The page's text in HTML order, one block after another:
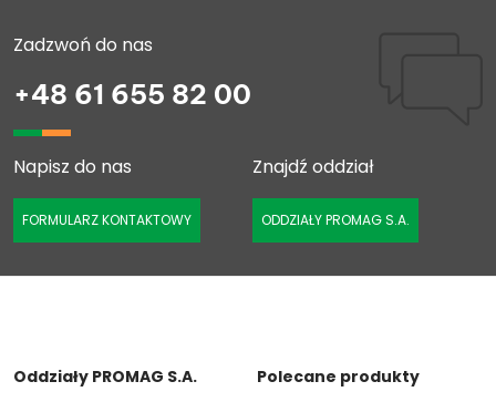
Zadzwoń do nas
+48 61 655 82 00
Napisz do nas
FORMULARZ KONTAKTOWY
Znajdź oddział
ODDZIAŁY PROMAG S.A.
Oddziały PROMAG S.A. Polecane produkty